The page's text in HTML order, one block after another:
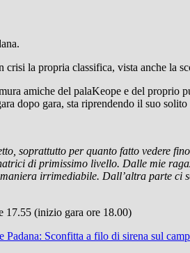
la propria classifica, vista anche la
amiche del palaKeope e del proprio
dopo gara, sta riprendendo il suo
soprattutto per quanto fatto vedere
di primissimo livello. Dalle mie
irrimediabile. Dall’altra parte ci
17.55 (inizio gara ore 18.00)
Padana: Sconfitta a filo di sirena sul